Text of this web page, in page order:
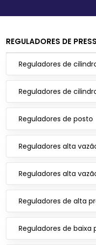
REGULADORES DE
Reguladores de
Reguladores de
Reguladores de posto
Reguladores alta
Reguladores alta
Reguladores de alta
Reguladores de baixa